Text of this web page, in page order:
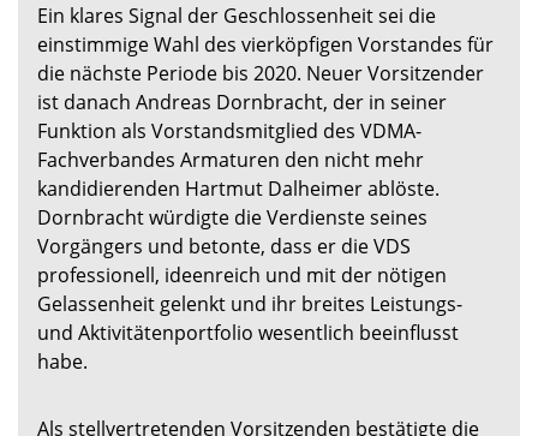
Ein klares Signal der Geschlossenheit sei die
einstimmige Wahl des vierköpfigen Vorstandes für
die nächste Periode bis 2020. Neuer Vorsitzender
ist danach Andreas Dornbracht, der in seiner
Funktion als Vorstandsmitglied des VDMA-
Fachverbandes Armaturen den nicht mehr
kandidierenden Hartmut Dalheimer ablöste.
Dornbracht würdigte die Verdienste seines
Vorgängers und betonte, dass er die VDS
professionell, ideenreich und mit der nötigen
Gelassenheit gelenkt und ihr breites Leistungs-
und Aktivitätenportfolio wesentlich beeinflusst
habe.
Als stellvertretenden Vorsitzenden bestätigte die